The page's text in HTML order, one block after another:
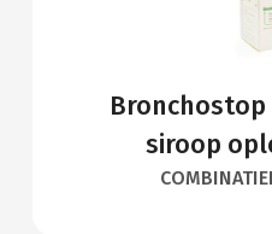
Bronchostop
siroop